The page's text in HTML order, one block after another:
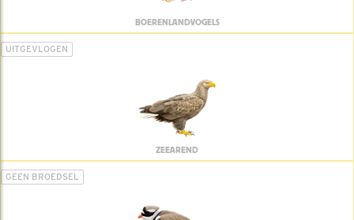
BOERENLANDVOGELS
UITGEVLOGEN
ZEEAREND
GEEN BROEDSEL